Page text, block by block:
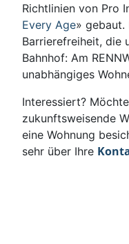
Richtlinien von Pro
Every Age» gebaut.
Barrierefreiheit, die
Bahnhof: Am
unabhängiges
Interessiert?
zukunftsweisende
eine Wohnung
sehr über Ihre